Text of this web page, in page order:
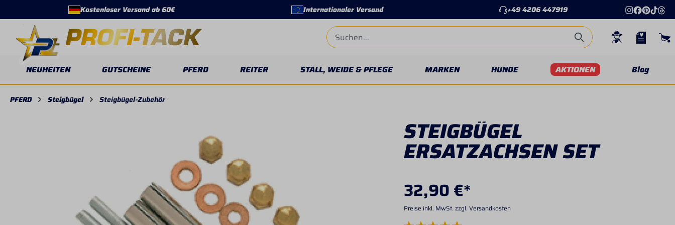
Zur Hauptnavigation springen
Kostenloser Versand ab 60€ Internationaler Versand +49 4206 447919
NEUHEITEN GUTSCHEINE PFERD REITER STALL, WEIDE & PFLEGE MARKEN HUNDE AKTIONEN Blog
PFERD Steigbügel Steigbügel-Zubehör
STEIGBÜGEL
ERSATZACHSEN SET
32,90 €*
Preise inkl. MwSt. zzgl. Versandkosten